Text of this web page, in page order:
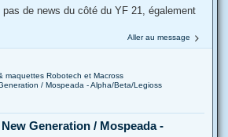
de news du côté du YF 21, également
Aller au message
maquettes Robotech et Macross
/ Mospeada - Alpha/Beta/Legioss
Generation / Mospeada -